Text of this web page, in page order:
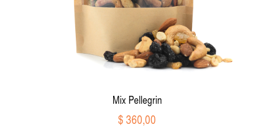
Mix Pellegrin
$ 360,00